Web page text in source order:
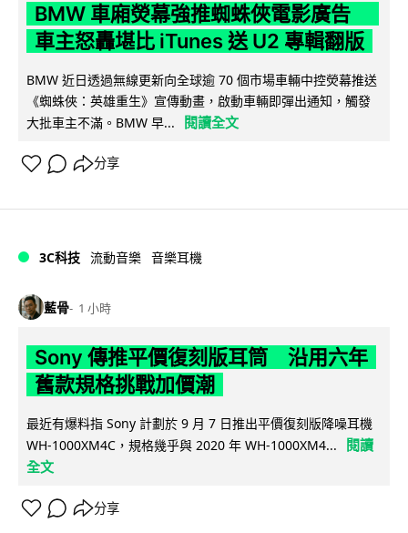
BMW 車廂熒幕強推蜘蛛俠電影廣告
車主怒轟堪比 iTunes 送 U2 專輯翻版
BMW 近日透過無線更新向全球逾 70 個市場車輛中控熒幕推送
《蜘蛛俠：英雄重生》宣傳動畫，啟動車輛即彈出通知，觸發
大批車主不滿。BMW 早...
閱讀全文
分享
3C科技 流動音樂 音樂耳機
藍骨 1 小時
Sony 傳推平價復刻版耳筒 沿用六年
舊款規格挑戰加價潮
最近有爆料指 Sony 計劃於 9 月 7 日推出平價復刻版降噪耳機
WH-1000XM4C，規格幾乎與 2020 年 WH-1000XM4...
閱讀
全文
分享